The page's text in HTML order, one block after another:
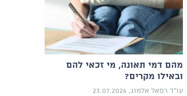
מהם דמי תאונה, מי זכאי להם
ובאילו מקרים?
עו"ד רפאל אלמוג, 23.07.2026